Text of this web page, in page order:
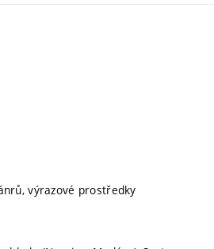
výrazové prostředky